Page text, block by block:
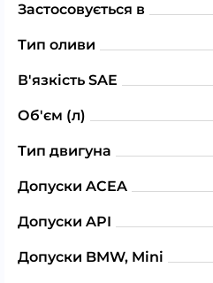
Застосовується в
Тип оливи
В'язкість SAE
Об'єм (л)
Тип двигуна
Допуски ACEA
Допуски API
Допуски BMW, Mini